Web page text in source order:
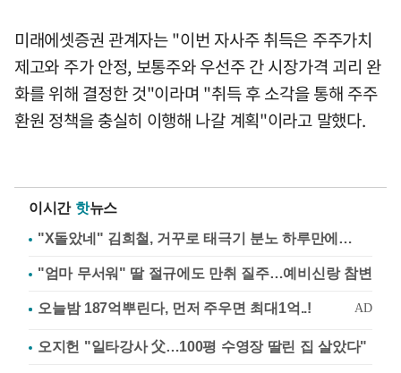
미래에셋증권 관계자는 "이번 자사주 취득은 주주가치
제고와 주가 안정, 보통주와 우선주 간 시장가격 괴리 완
화를 위해 결정한 것"이라며 "취득 후 소각을 통해 주주
환원 정책을 충실히 이행해 나갈 계획"이라고 말했다.
이시간 핫뉴스
"X돌았네" 김희철, 거꾸로 태극기 분노 하루만에…
"엄마 무서워" 딸 절규에도 만취 질주…예비신랑 참변
오지헌 "일타강사 父…100평 수영장 딸린 집 살았다"